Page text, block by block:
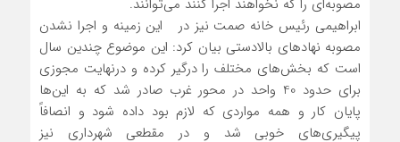
مصوبه‌ای را که نخواهند اجرا کنند می‌توانند.
ابراهیمی رئیس خانه صمت نیز در این زمینه و اجرا نشدن
مصوبه نهادهای بالادستی بیان کرد: این موضوع چندین سال
است که بخش‌های مختلف را درگیر کرده و درنهایت مجوزی
برای حدود 40 واحد در محور غرب صادر شد که به این‌ها
پایان کار و همه مواردی که لازم بود داده شود و انصافاً
پیگیری‌های خوبی شد و در مقطعی شهرداری نیز